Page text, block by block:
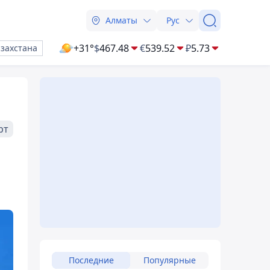
Алматы Рус
+31°$467.48 €539.52 ₽5.73
Последние Популярные